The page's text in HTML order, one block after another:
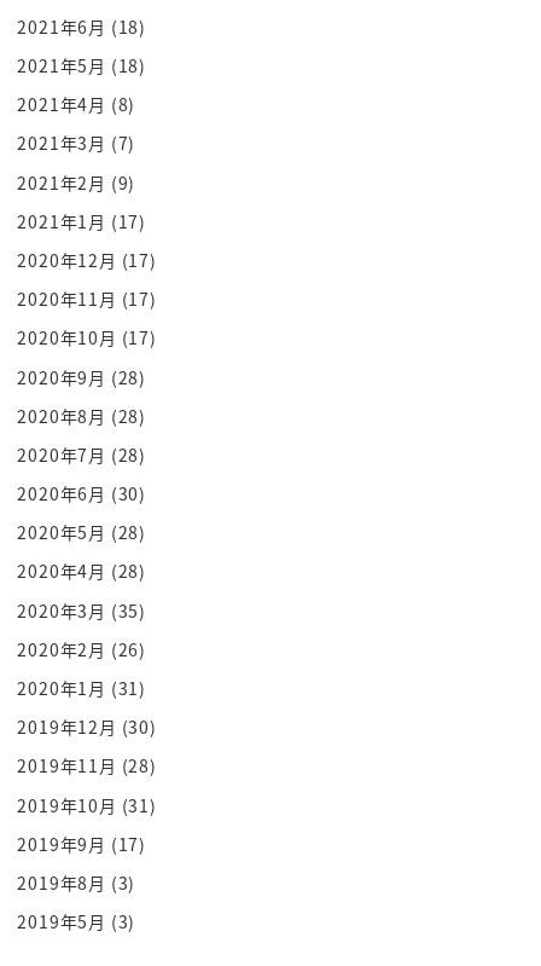
2021年6月 (18)
2021年5月 (18)
2021年4月 (8)
2021年3月 (7)
2021年2月 (9)
2021年1月 (17)
2020年12月 (17)
2020年11月 (17)
2020年10月 (17)
2020年9月 (28)
2020年8月 (28)
2020年7月 (28)
2020年6月 (30)
2020年5月 (28)
2020年4月 (28)
2020年3月 (35)
2020年2月 (26)
2020年1月 (31)
2019年12月 (30)
2019年11月 (28)
2019年10月 (31)
2019年9月 (17)
2019年8月 (3)
2019年5月 (3)